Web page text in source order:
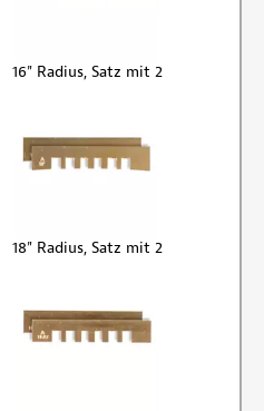
16" Radius, Satz mit 2
18" Radius, Satz mit 2